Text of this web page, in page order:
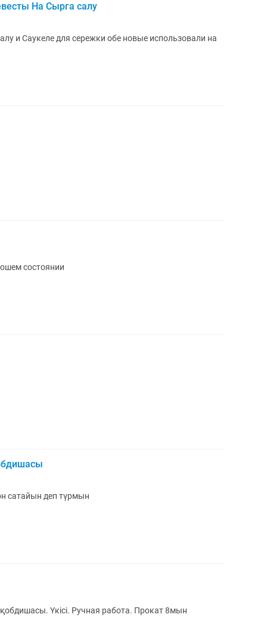
На Сырга салу
и Саукеле для сережки обе новые использовали на
состоянии
сатайын деп түрмын
Үкісі. Ручная работа. Прокат 8мын